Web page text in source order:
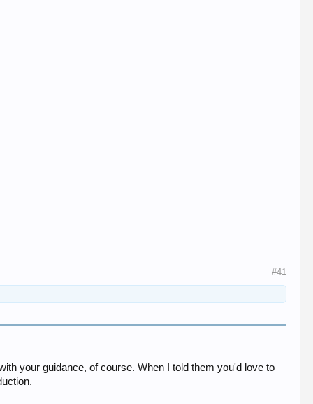
#41
your guidance, of course. When I told them you'd love to